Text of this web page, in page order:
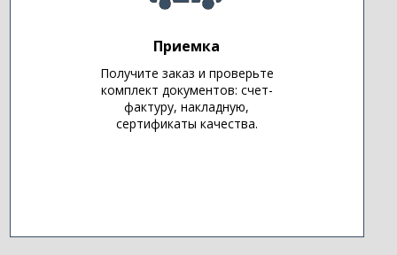
Приемка
Получите заказ и проверьте
комплект документов: счет-
фактуру, накладную,
сертификаты качества.